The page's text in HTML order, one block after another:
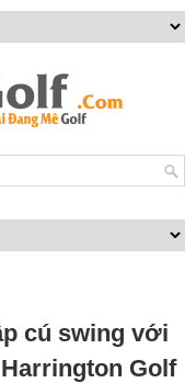
cú swing với
Golf